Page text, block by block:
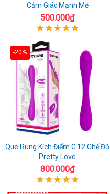
Cảm Giác Mạnh Mẽ
500.000₫
-20%
Que Rung Kích Điểm G 12 Chế Độ
Pretty Love
800.000₫